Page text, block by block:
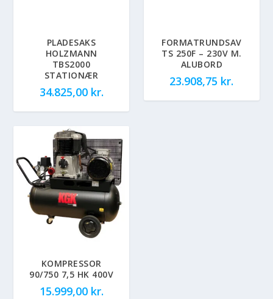
PLADESAKS
HOLZMANN
TBS2000
STATIONÆR
34.825,00 kr.
FORMATRUNDSAV
TS 250F – 230V M.
ALUBORD
23.908,75 kr.
KOMPRESSOR
90/750 7,5 HK 400V
15.999,00 kr.